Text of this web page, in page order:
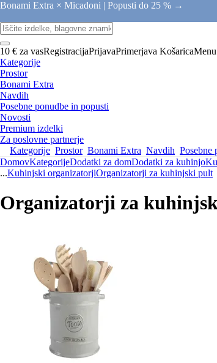
Bonami Extra × Micadoni | Popusti do 25 % →
10 € za vasRegistracijaPrijavaPrimerjava KošaricaMenu
Kategorije
Prostor
Bonami Extra
Navdih
Posebne ponudbe in popusti
Novosti
Premium izdelki
Za poslovne partnerje
Kategorije Prostor Bonami Extra Navdih Posebne
DomovKategorijeDodatki za domDodatki za kuhinjo
...Kuhinjski organizatorjiOrganizatorji za kuhinjski pult
Organizatorji za